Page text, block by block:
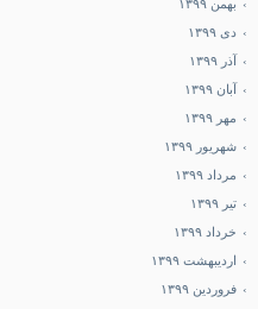
بهمن ۱۳۹۹
دی ۱۳۹۹
آذر ۱۳۹۹
آبان ۱۳۹۹
مهر ۱۳۹۹
شهریور ۱۳۹۹
مرداد ۱۳۹۹
تیر ۱۳۹۹
خرداد ۱۳۹۹
اردیبهشت ۱۳۹۹
فروردین ۱۳۹۹